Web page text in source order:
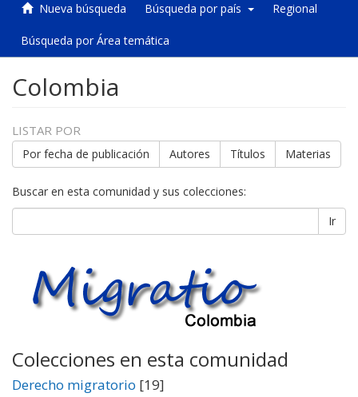
Nueva búsqueda Búsqueda por país Regional
Búsqueda por Área temática
Colombia
LISTAR POR
Por fecha de publicación Autores Títulos Materias
Buscar en esta comunidad y sus colecciones:
Ir
Colecciones en esta comunidad
Derecho migratorio [19]